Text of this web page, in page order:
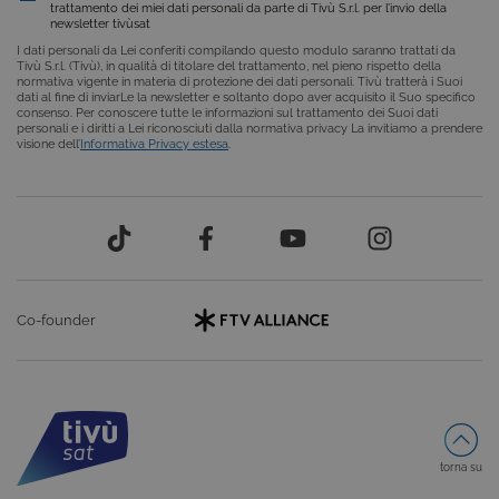
trattamento dei miei dati personali da parte di Tivù S.r.l. per l’invio della
newsletter tivùsat
I dati personali da Lei conferiti compilando questo modulo saranno trattati da
Tivù S.r.l. (Tivù), in qualità di titolare del trattamento, nel pieno rispetto della
normativa vigente in materia di protezione dei dati personali. Tivù tratterà i Suoi
dati al fine di inviarLe la newsletter e soltanto dopo aver acquisito il Suo specifico
consenso. Per conoscere tutte le informazioni sul trattamento dei Suoi dati
personali e i diritti a Lei riconosciuti dalla normativa privacy La invitiamo a prendere
visione dell’ Informativa Privacy estesa
Co-founder
torna su
consenso sui
necessario
il banner dei
cookie di
Cookie-
Script.com
funzioni
dal server.